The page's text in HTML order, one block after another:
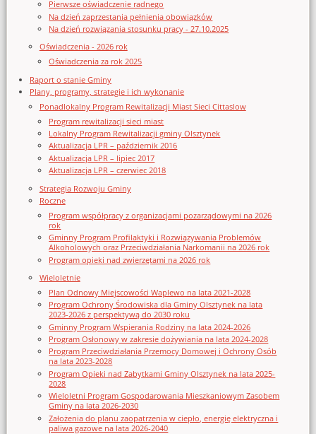
Pierwsze oświadczenie radnego
Na dzień zaprzestania pełnienia obowiązków
Na dzień rozwiązania stosunku pracy - 27.10.2025
Oświadczenia - 2026 rok
Oświadczenia za rok 2025
Raport o stanie Gminy
Plany, programy, strategie i ich wykonanie
Ponadlokalny Program Rewitalizacji Miast Sieci Cittaslow
Program rewitalizacji sieci miast
Lokalny Program Rewitalizacji gminy Olsztynek
Aktualizacja LPR – październik 2016
Aktualizacja LPR – lipiec 2017
Aktualizacja LPR – czerwiec 2018
Strategia Rozwoju Gminy
Roczne
Program współpracy z organizacjami pozarządowymi na 2026
rok
Gminny Program Profilaktyki i Rozwiązywania Problemów
Alkoholowych oraz Przeciwdziałania Narkomanii na 2026 rok
Program opieki nad zwierzętami na 2026 rok
Wieloletnie
Plan Odnowy Miejscowości Waplewo na lata 2021-2028
Program Ochrony Środowiska dla Gminy Olsztynek na lata
2023-2026 z perspektywą do 2030 roku
Gminny Program Wspierania Rodziny na lata 2024-2026
Program Osłonowy w zakresie dożywiania na lata 2024-2028
Program Przeciwdziałania Przemocy Domowej i Ochrony Osób
na lata 2023-2028
Program Opieki nad Zabytkami Gminy Olsztynek na lata 2025-
2028
Wieloletni Program Gospodarowania Mieszkaniowym Zasobem
Gminy na lata 2026-2030
Założenia do planu zaopatrzenia w ciepło, energię elektryczna i
paliwa gazowe na lata 2026-2040